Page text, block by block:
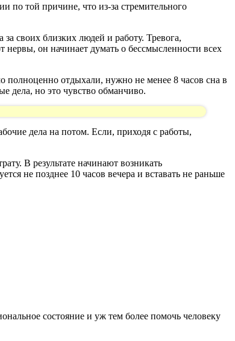
по той причине, что из-за стремительного
своих близких людей и работу. Тревога,
нервы, он начинает думать о бессмысленности всех
полноценно отдыхали, нужно не менее 8 часов сна в
дела, но это чувство обманчиво.
дела на потом. Если, приходя с работы,
В результате начинают возникать
не позднее 10 часов вечера и вставать не раньше
состояние и уж тем более помочь человеку